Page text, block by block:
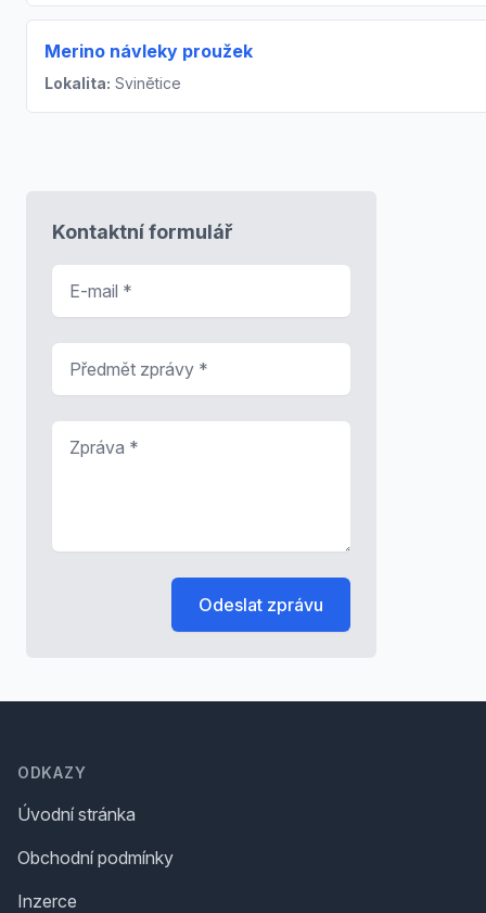
Merino návleky proužek
Lokalita: Svinětice
Kontaktní formulář
Odeslat zprávu
ODKAZY
Úvodní stránka
Obchodní podmínky
Inzerce